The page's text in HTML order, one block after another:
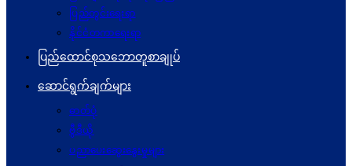
ပြည်တွင်းရေးရာ
နိုင်ငံတကာရေးရာ
ပြည်ထောင်စုသဘောတူစာချုပ်
ဆောင်ရွက်ချက်များ
ဓာတ်ပုံ
ဗွီဒီယို
ပညာပေးဆွေးနွေးမှုများ